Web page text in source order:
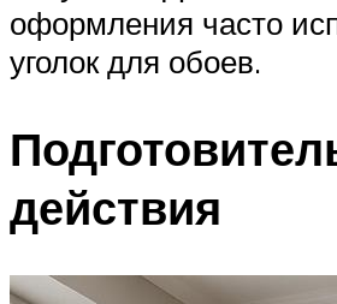
оформления часто
уголок для обоев.
действия